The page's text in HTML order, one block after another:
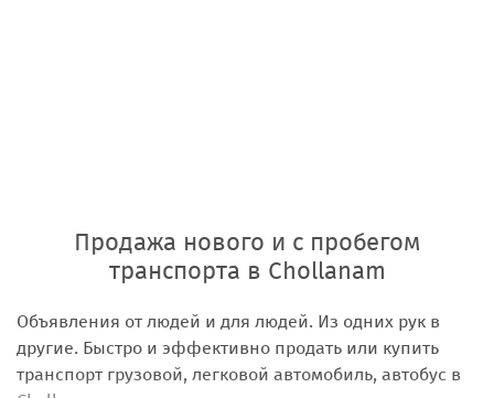
Продажа нового и с пробегом
транспорта в Chollanam
Объявления от людей и для людей. Из одних рук в
другие. Быстро и эффективно продать или купить
транспорт грузовой, легковой автомобиль, автобус в